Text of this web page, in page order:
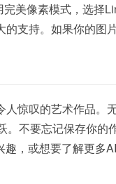
美像素模式，选择
支持。如果你的图
惊叹的艺术作品。
不要忘记保存你的
，或想要了解更多